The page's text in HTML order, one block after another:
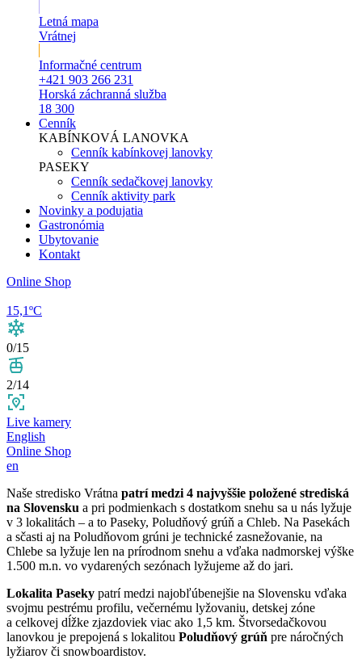
Letná mapa
Vrátnej
Informačné centrum
+421 903 266 231
Horská záchranná služba
18 300
Cenník
KABÍNKOVÁ LANOVKA
Cenník kabínkovej lanovky
PASEKY
Cenník sedačkovej lanovky
Cenník aktivity park
Novinky a podujatia
Gastronómia
Ubytovanie
Kontakt
Online Shop
15,1ºC
0/15
2/14
Live kamery
English
Online Shop
en
Naše stredisko Vrátna patrí medzi 4 najvyššie položené strediská
na Slovensku a pri podmienkach s dostatkom snehu sa u nás lyžuje
v 3 lokalitách – a to Paseky, Poludňový grúň a Chleb. Na Pasekách
a sčasti aj na Poludňovom grúni je technické zasnežovanie, na
Chlebe sa lyžuje len na prírodnom snehu a vďaka nadmorskej výške
1.500 m.n. vo vydarených sezónach lyžujeme až do jari.
Lokalita Paseky patrí medzi najobľúbenejšie na Slovensku vďaka
svojmu pestrému profilu, večernému lyžovaniu, detskej zóne
a celkovej dĺžke zjazdoviek viac ako 1,5 km. Štvorsedačkovou
lanovkou je prepojená s lokalitou Poludňový grúň pre náročných
lyžiarov či snowboardistov.